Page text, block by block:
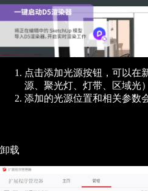
点击添加光源按钮，可以在
源、聚光灯、灯带、区域光
添加的光源位置和相关参数
卸载